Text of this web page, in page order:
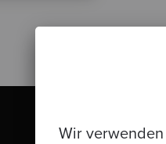
Wir